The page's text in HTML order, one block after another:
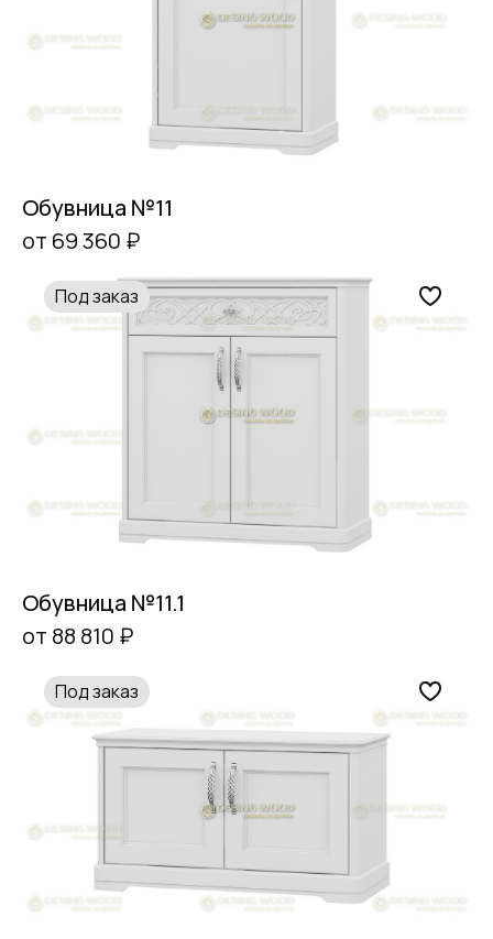
Обувница №11
от 69 360 ₽
Под заказ
Обувница №11.1
от 88 810 ₽
Под заказ